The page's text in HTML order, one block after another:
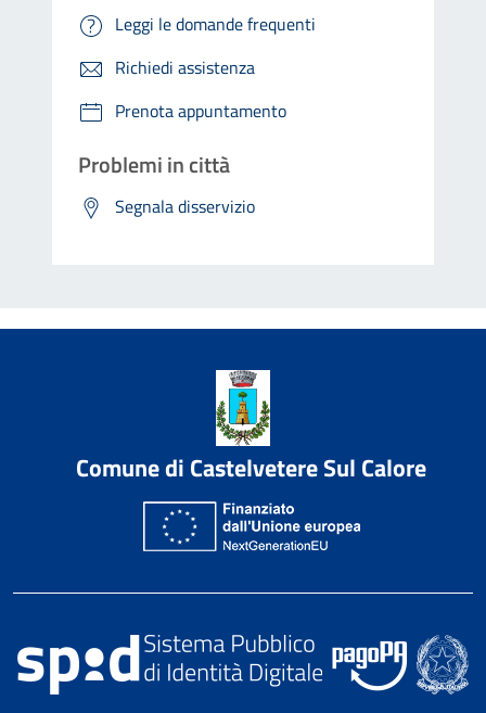
Leggi le domande frequenti
Richiedi assistenza
Prenota appuntamento
Problemi in città
Segnala disservizio
Comune di Castelvetere Sul Calore